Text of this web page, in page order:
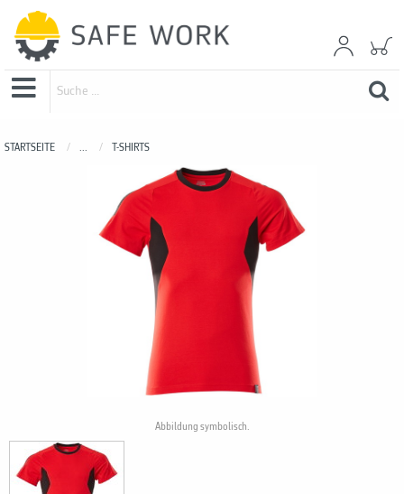
STARTSEITE ... T-SHIRTS
Abbildung symbolisch.